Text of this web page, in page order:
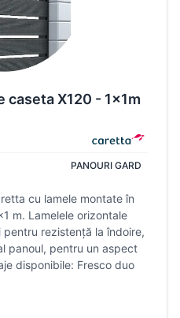
caseta X120 - 1x1m
PANOURI GARD
cu lamele montate în
m. Lamelele orizontale
rezistență la îndoire,
panoul, pentru un aspect
disponibile: Fresco duo